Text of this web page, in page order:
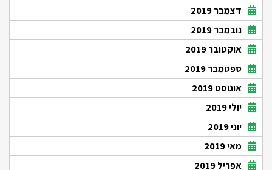
דצמבר 2019
נובמבר 2019
אוקטובר 2019
ספטמבר 2019
אוגוסט 2019
יולי 2019
יוני 2019
מאי 2019
אפריל 2019